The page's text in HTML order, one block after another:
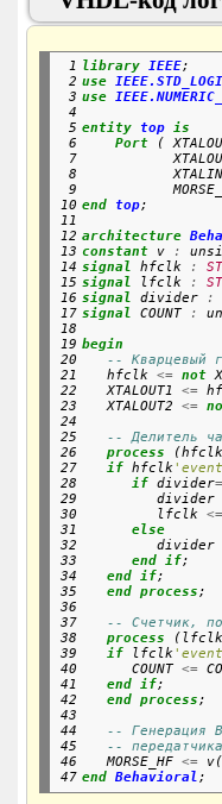
1
2
3
4
5
6
7
8
9
10
11
12
13
14
15
16
17
18
19
20
21
22
23
24
25
26
27
28
29
30
31
32
33
34
35
36
37
38
39
40
41
42
43
44
45
46
47
library IEEE;
use
use
entity
top is
Port (
end
top;
architecture
constant v :
signal
hfclk :
signal
lfclk :
signal
divider :
signal
COUNT :
begin
-- Кварцевый
   hfclk
<= not
   XTALOUT1
<=
   XTALOUT2
<=
-- Делитель
process
if hfclk
if divider
         lfclk
else
end if;
end if;
   end
process;
-- Счетчик, по
process
if lfclk
      COUNT
<=
end if;
end process;
-- Генерация
--
   MORSE_HF
<=
end Behavioral